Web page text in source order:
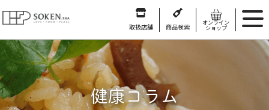
取扱店舗 商品検索
オンライン
ショップ
健康コラム